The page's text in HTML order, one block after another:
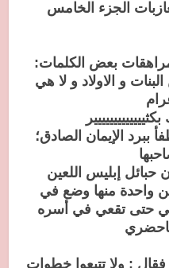
الجزء الخامس
بعض الكلمات:
و الاولاد و لا هي
ببرد الإيمان الصادق؛
حبائل إبليس اللعين
واحدة منها وضع في
حتى تقعي في أسره
: ولا تتبعوا خطوات